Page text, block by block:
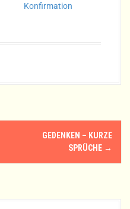
Konfirmation
GEDENKEN – KURZE
SPRÜCHE →